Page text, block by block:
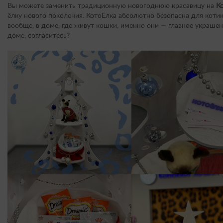
Вы можете заменить традиционную новогоднюю красавицу на
ёлку нового поколения. КотоЁлка абсолютно безопасна для
вообще, в доме, где живут кошки, именно они — главное
доме, согласитесь?